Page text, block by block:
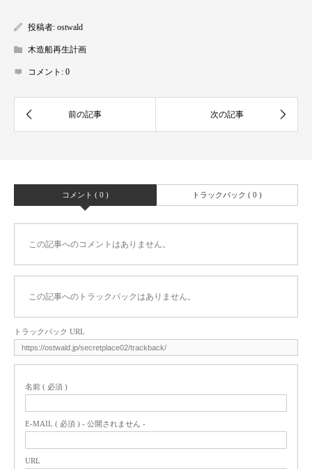
投稿者: ostwald
木造船再生計画
コメント: 0
コメント ( 0 ) トラックバック ( 0 )
この記事へのコメントはありません。
この記事へのトラックバックはありません。
トラックバック URL
名前 ( 必須 )
E-MAIL ( 必須 ) - 公開されません -
URL